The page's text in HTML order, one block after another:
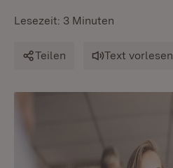
Lesezeit: 3 Minuten
Teilen Text vorlesen